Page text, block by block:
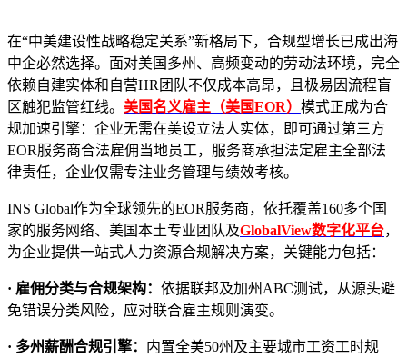
在“中美建设性战略稳定关系”新格局下，合规型增长已成出海
中企必然选择。面对美国多州、高频变动的劳动法环境，完全
依赖自建实体和自营HR团队不仅成本高昂，且极易因流程盲
区触犯监管红线。 美国名义雇主（美国EOR） 模式正成为合
规加速引擎：企业无需在美设立法人实体，即可通过第三方
EOR服务商合法雇佣当地员工，服务商承担法定雇主全部法
律责任，企业仅需专注业务管理与绩效考核。
INS Global作为全球领先的EOR服务商，依托覆盖160多个国
家的服务网络、美国本土专业团队及GlobalView数字化平台，
为企业提供一站式人力资源合规解决方案，关键能力包括：
· 雇佣分类与合规架构： 依据联邦及加州ABC测试，从源头避
免错误分类风险，应对联合雇主规则演变。
· 多州薪酬合规引擎： 内置全美50州及主要城市工资工时规